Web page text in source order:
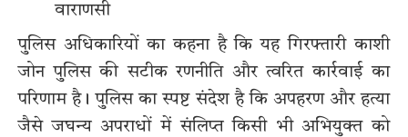
वाराणसी
पुलिस अधिकारियों का कहना है कि यह गिरफ्तारी काशी
जोन पुलिस की सटीक रणनीति और त्वरित कार्रवाई का
परिणाम है। पुलिस का स्पष्ट संदेश है कि अपहरण और हत्या
जैसे जघन्य अपराधों में संलिप्त किसी भी अभियुक्त को